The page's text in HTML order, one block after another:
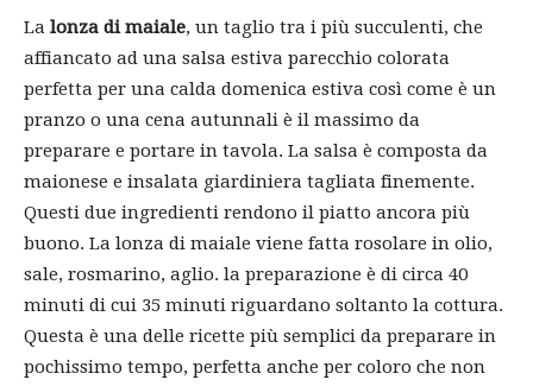
La lonza di maiale, un taglio tra i più succulenti, che
affiancato ad una salsa estiva parecchio colorata
perfetta per una calda domenica estiva così come è un
pranzo o una cena autunnali è il massimo da
preparare e portare in tavola. La salsa è composta da
maionese e insalata giardiniera tagliata finemente.
Questi due ingredienti rendono il piatto ancora più
buono. La lonza di maiale viene fatta rosolare in olio,
sale, rosmarino, aglio. la preparazione è di circa 40
minuti di cui 35 minuti riguardano soltanto la cottura.
Questa è una delle ricette più semplici da preparare in
pochissimo tempo, perfetta anche per coloro che non